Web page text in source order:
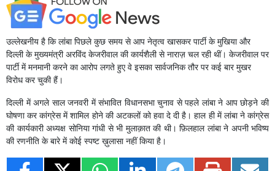
उल्लेखनीय है कि लांबा पिछले कुछ समय से आप नेतृत्व खासकर पार्टी के मुखिया और
दिल्ली के मुख्यमंत्री अरविंद केजरीवाल की कार्यशैली से नाराज़ चल रही थीं। केजरीवाल पर
पार्टी में मनमानी करने का आरोप लगते हुए वे इसका सार्वजनिक तौर पर कई बार मुखर
विरोध कर चुकी हैं।
दिल्ली में अगले साल जनवरी में संभावित विधानसभा चुनाव से पहले लांबा ने आप छोड़ने की
घोषणा कर कांग्रेस में शामिल होने की अटकलों को हवा दे दी है। हाल ही में लांबा ने कांग्रेस
की कार्यकारी अध्यक्ष सोनिया गांधी से भी मुलाक़ात की थी। फ़िलहाल लांबा ने अपनी भविष्य
की रणनीति के बारे में कोई स्पष्ट ख़ुलासा नहीं किया है।